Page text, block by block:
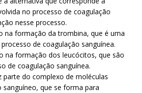
no processo de coagulação
nesse processo.
na formação da trombina, que é uma
de coagulação sanguínea.
na formação dos leucócitos, que são
de coagulação sanguínea.
parte do complexo de moléculas
que se forma para